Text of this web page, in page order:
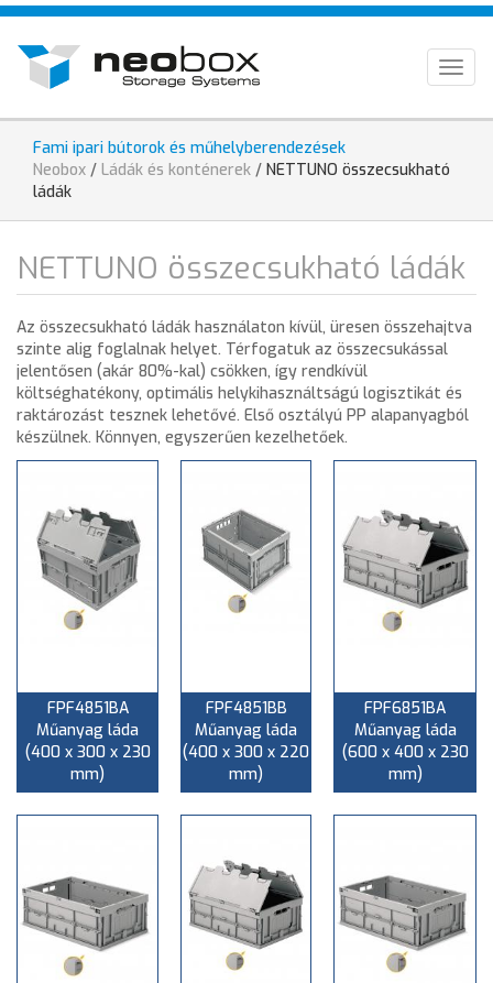
Ugrás
tartalomra
EN
Fami ipari bútorok és műhelyberendezések
Jelenlegi
hely
Neobox / Ládák és konténerek / NETTUNO összecsukható
ládák
NETTUNO összecsukható ládák
Az összecsukható ládák használaton kívül, üresen összehajtva
szinte alig foglalnak helyet. Térfogatuk az összecsukással
jelentősen (akár 80%-kal) csökken, így rendkívül
költséghatékony, optimális helykihasználtságú logisztikát és
raktározást tesznek lehetővé. Első osztályú PP alapanyagból
készülnek. Könnyen, egyszerűen kezelhetőek.
FPF4851BA
Műanyag láda
(400 x 300 x 230
mm)
FPF4851BB
Műanyag láda
(400 x 300 x 220
mm)
FPF6851BA
Műanyag láda
(600 x 400 x 230
mm)